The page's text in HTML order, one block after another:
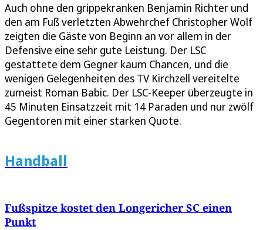
Auch ohne den grippekranken Benjamin Richter und
den am Fuß verletzten Abwehrchef Christopher Wolf
zeigten die Gäste von Beginn an vor allem in der
Defensive eine sehr gute Leistung. Der LSC
gestattete dem Gegner kaum Chancen, und die
wenigen Gelegenheiten des TV Kirchzell vereitelte
zumeist Roman Babic. Der LSC-Keeper überzeugte in
45 Minuten Einsatzzeit mit 14 Paraden und nur zwölf
Gegentoren mit einer starken Quote.
Handball
Fußspitze kostet den Longericher SC einen
Punkt